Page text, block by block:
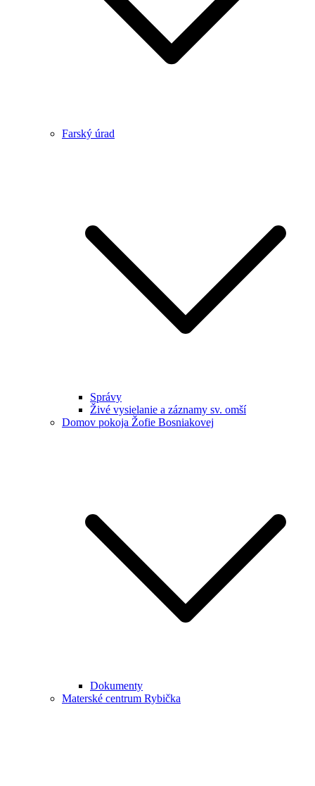
Farský úrad
Správy
Živé vysielanie a záznamy sv. omší
Domov pokoja Žofie Bosniakovej
Dokumenty
Materské centrum Rybička